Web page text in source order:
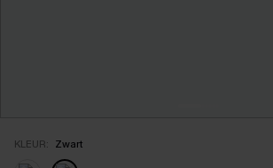
KLEUR: Zwart